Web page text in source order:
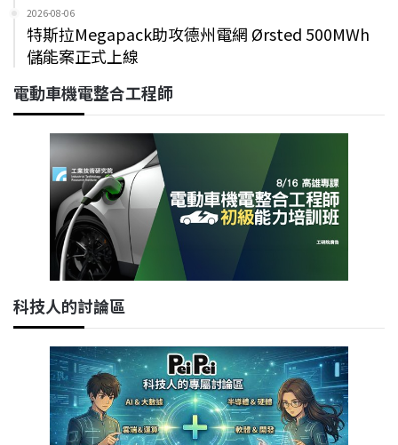
2026-08-06
特斯拉Megapack助攻德州電網 Ørsted 500MWh
儲能案正式上線
電動車機電整合工程師
科技人的討論區